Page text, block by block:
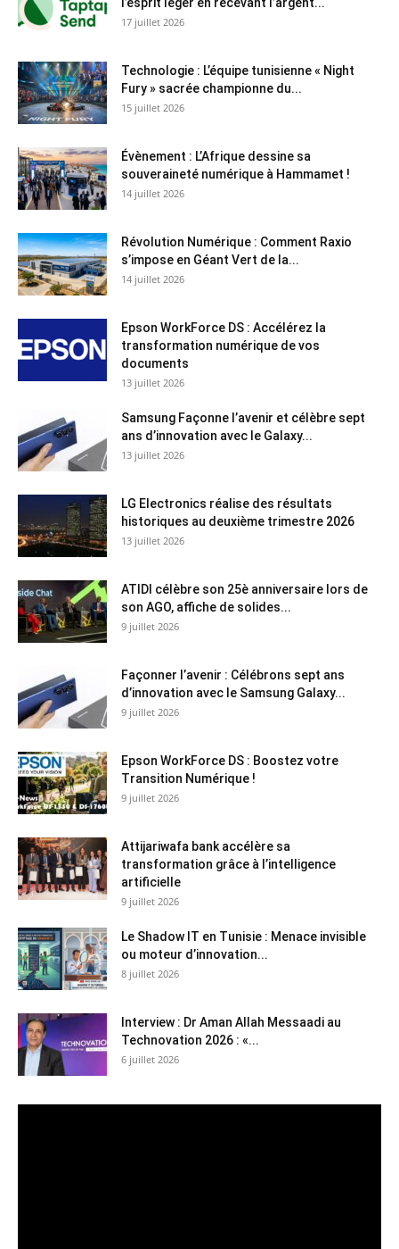
17 juillet 2026
Technologie : L’équipe tunisienne « Night
Fury » sacrée championne du...
15 juillet 2026
Évènement : L’Afrique dessine sa
souveraineté numérique à Hammamet !
14 juillet 2026
Révolution Numérique : Comment Raxio
s’impose en Géant Vert de la...
14 juillet 2026
Epson WorkForce DS : Accélérez la
transformation numérique de vos
documents
13 juillet 2026
Samsung Façonne l’avenir et célèbre sept
ans d’innovation avec le Galaxy...
13 juillet 2026
LG Electronics réalise des résultats
historiques au deuxième trimestre 2026
13 juillet 2026
ATIDI célèbre son 25è anniversaire lors de
son AGO, affiche de solides...
9 juillet 2026
Façonner l’avenir : Célébrons sept ans
d’innovation avec le Samsung Galaxy...
9 juillet 2026
Epson WorkForce DS : Boostez votre
Transition Numérique !
9 juillet 2026
Attijariwafa bank accélère sa
transformation grâce à l’intelligence
artificielle
9 juillet 2026
Le Shadow IT en Tunisie : Menace invisible
ou moteur d’innovation...
8 juillet 2026
Interview : Dr Aman Allah Messaadi au
Technovation 2026 : «...
6 juillet 2026